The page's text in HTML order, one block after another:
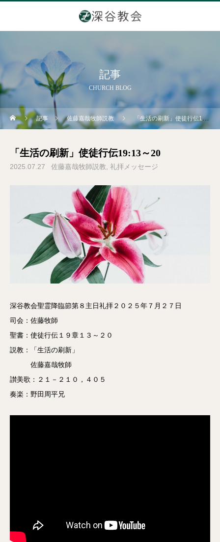
記事
CHURCH BLOG
記事 佐藤嘉哉牧師説教 「生活の刷新」使徒行伝19:13～20
「生活の刷新」使徒行伝19:13～20
2025.07.27 佐藤嘉哉牧師説教 礼拝メッセージ
深谷教会聖霊降臨節第８主日礼拝２０２５年７月２７日
司会：佐藤牧師
聖書：使徒行伝１９章１３～２０
説教：「生活の刷新」
佐藤嘉哉牧師
讃美歌：２１－２１０，４０５
奏楽：野田周平兄